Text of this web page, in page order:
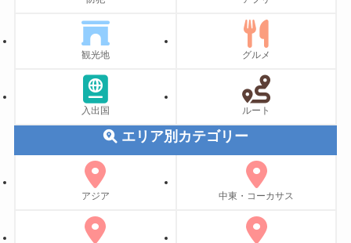
観光地 グルメ
入出国 ルート
エリア別カテゴリー
アジア 中東・コーカサス